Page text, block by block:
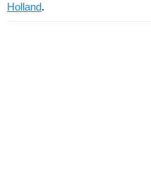
Holland.